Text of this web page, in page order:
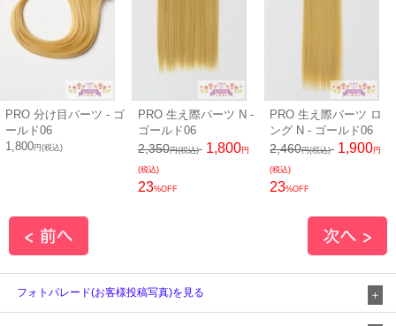
PRO 分け目パーツ - ゴ
ールド06
1,800円(税込)
PRO 生え際パーツ N -
ゴールド06
2,350円(税込) 1,800円
(税込)
23%OFF
PRO 生え際パーツ ロ
ング N - ゴールド06
2,460円(税込) 1,900円
(税込)
23%OFF
フォトパレード(お客様投稿写真)を見る